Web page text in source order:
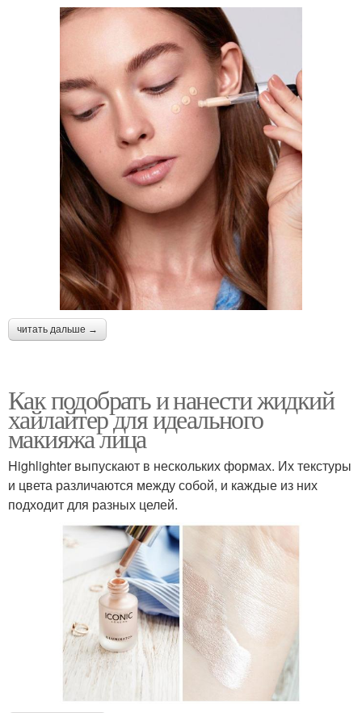
читать дальше →
Как подобрать и нанести жидкий
хайлайтер для идеального
макияжа лица
Highlighter выпускают в нескольких формах. Их текстуры
и цвета различаются между собой, и каждые из них
подходит для разных целей.